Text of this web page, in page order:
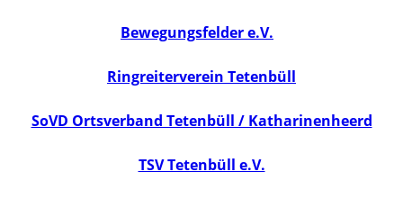
Bewegungsfelder e.V.
Ringreiterverein Tetenbüll
SoVD Ortsverband Tetenbüll / Katharinenheerd
TSV Tetenbüll e.V.